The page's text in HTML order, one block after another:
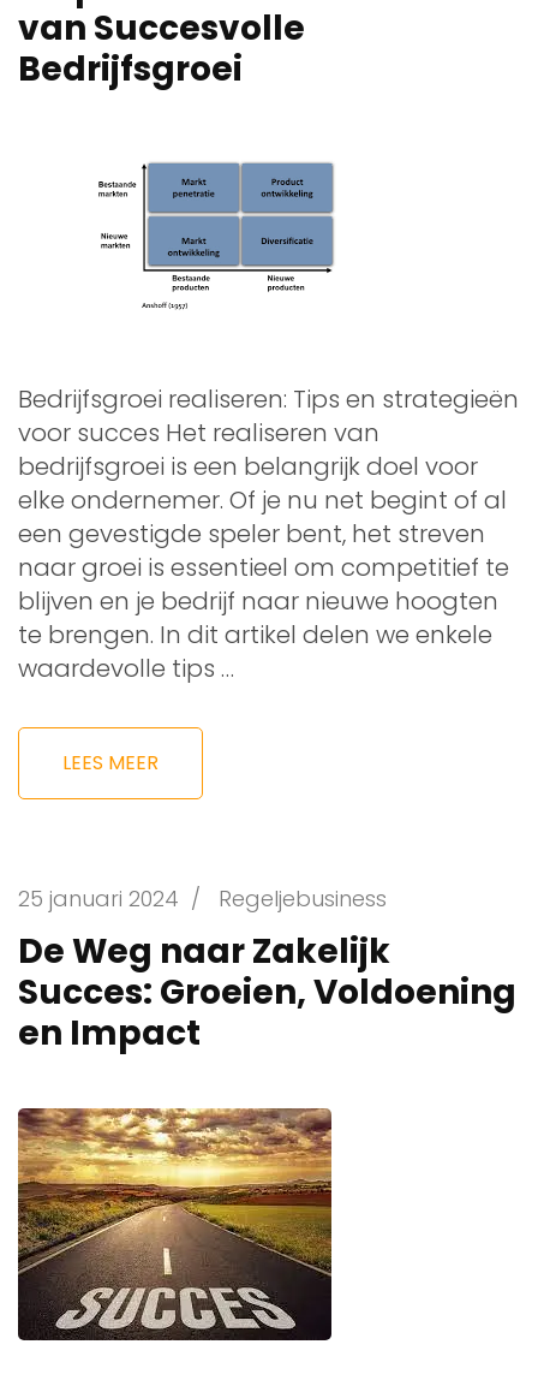
van Succesvolle
Bedrijfsgroei
Bedrijfsgroei realiseren: Tips en strategieën
voor succes Het realiseren van
bedrijfsgroei is een belangrijk doel voor
elke ondernemer. Of je nu net begint of al
een gevestigde speler bent, het streven
naar groei is essentieel om competitief te
blijven en je bedrijf naar nieuwe hoogten
te brengen. In dit artikel delen we enkele
waardevolle tips …
LEES MEER
25 januari 2024 / Regeljebusiness
De Weg naar Zakelijk
Succes: Groeien, Voldoening
en Impact